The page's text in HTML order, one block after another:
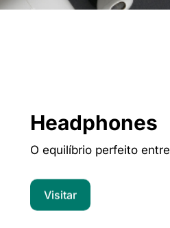
Headphones
O equilíbrio perfeito
Visitar